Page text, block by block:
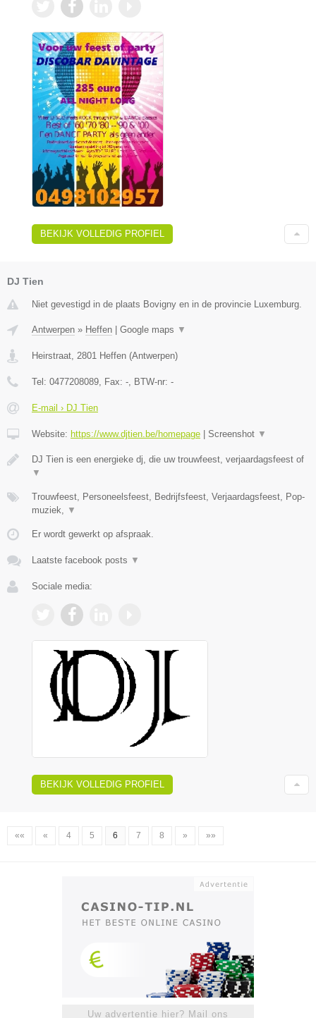
BEKIJK VOLLEDIG PROFIEL
DJ Tien
Niet gevestigd in de plaats Bovigny en in de provincie Luxemburg.
Antwerpen » Heffen Google maps ▼
Heirstraat, 2801 Heffen (Antwerpen)
Tel: 0477208089, Fax: -, BTW-nr: -
E-mail › DJ Tien
Website: https://www.djtien.be/homepage Screenshot ▼
DJ Tien is een energieke dj, die uw trouwfeest, verjaardagsfeest of
▼
Trouwfeest, Personeelsfeest, Bedrijfsfeest, Verjaardagsfeest, Pop-
muziek, ▼
Er wordt gewerkt op afspraak.
Laatste facebook posts ▼
Sociale media:
BEKIJK VOLLEDIG PROFIEL
«« « 4 5 6 7 8 » »»
Uw advertentie hier? Mail ons